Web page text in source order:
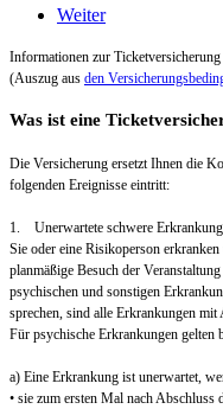
Weiter
Informationen zur Ticketversicherung
(Auszug aus den
Was ist eine
Die Versicherung ersetzt Ihnen die
folgenden Ereignisse eintritt:
1. Unerwartete schwere
Sie oder eine Risikoperson
planmäßige Besuch der
psychischen und sonstigen
sprechen, sind alle Erkrankungen
Für psychische Erkrankungen gelten
a) Eine Erkrankung ist unerwartet,
• sie zum ersten Mal nach